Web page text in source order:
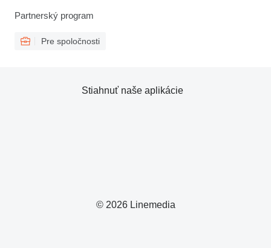
Partnerský program
Pre spoločnosti
© 2026 Linemedia
Stiahnuť naše aplikácie